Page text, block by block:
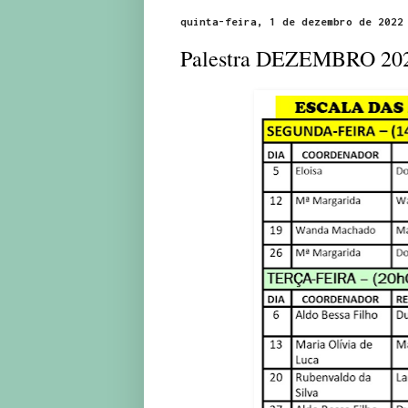
quinta-feira, 1 de dezembro de 2022
Palestra DEZEMBRO